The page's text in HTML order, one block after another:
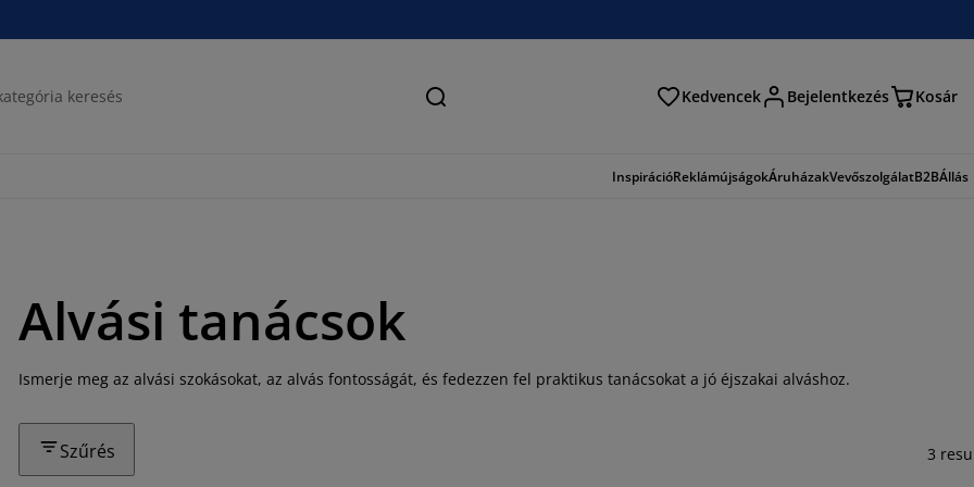
Keresés Kedvencek Bejelentkezés Kosár
InspirációReklámújságokÁruházakVevőszolgálatB2BÁllás
Alvási tanácsok
Ismerje meg az alvási szokásokat, az alvás fontosságát, és fedezzen fel praktikus tanácsokat a jó éjszakai alváshoz.
Szűrés 3